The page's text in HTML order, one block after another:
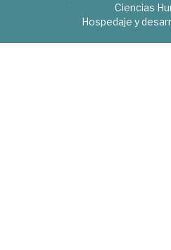
Ciencias
Hospedaje y